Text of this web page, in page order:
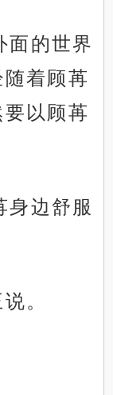
面的世界
着顾苒
以顾苒
身边舒服
。